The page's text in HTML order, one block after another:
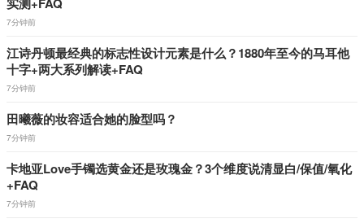
7分钟前
江诗丹顿最经典的标志性设计元素是什么？1880年至今的马耳他
十字+两大系列解读+FAQ
7分钟前
田曦薇的妆容适合她的脸型吗？
7分钟前
卡地亚Love手镯选黄金还是玫瑰金？3个维度说清显白/保值/氧化
+FAQ
7分钟前